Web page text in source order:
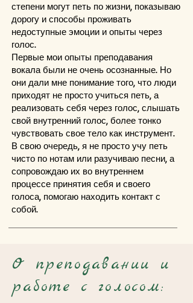
степени могут петь по жизни, показываю
дорогу и способы проживать
недоступные эмоции и опыты через
голос.
Первые мои опыты преподавания
вокала были не очень осознанные. Но
они дали мне понимание того, что люди
приходят не просто учиться петь, а
реализовать себя через голос, слышать
свой внутренний голос, более тонко
чувствовать свое тело как инструмент.
В свою очередь, я не просто учу петь
чисто по нотам или разучиваю песни, а
сопровождаю их во внутреннем
процессе принятия себя и своего
голоса, помогаю находить контакт с
собой.
О преподавании и
работе с голосом: